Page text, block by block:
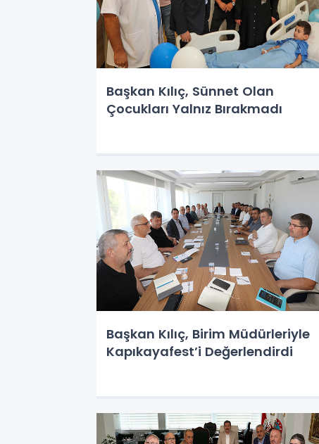
Başkan Kılıç, Sünnet Olan
Çocukları Yalnız Bırakmadı
Başkan Kılıç, Birim Müdürleriyle
Kapıkayafest’i Değerlendirdi